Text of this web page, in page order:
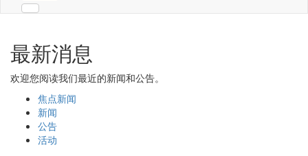
最新消息
欢迎您阅读我们最近的新闻和公告。
焦点新闻
新闻
公告
活动